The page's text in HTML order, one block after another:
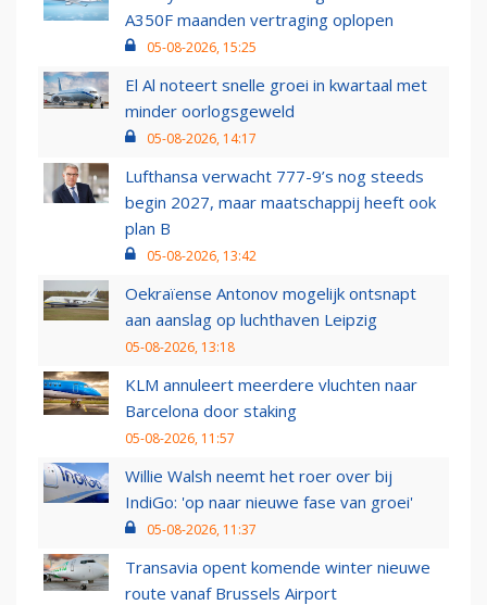
A350F maanden vertraging oplopen
05-08-2026, 15:25
El Al noteert snelle groei in kwartaal met
minder oorlogsgeweld
05-08-2026, 14:17
Lufthansa verwacht 777-9’s nog steeds
begin 2027, maar maatschappij heeft ook
plan B
05-08-2026, 13:42
Oekraïense Antonov mogelijk ontsnapt
aan aanslag op luchthaven Leipzig
05-08-2026, 13:18
KLM annuleert meerdere vluchten naar
Barcelona door staking
05-08-2026, 11:57
Willie Walsh neemt het roer over bij
IndiGo: 'op naar nieuwe fase van groei'
05-08-2026, 11:37
Transavia opent komende winter nieuwe
route vanaf Brussels Airport